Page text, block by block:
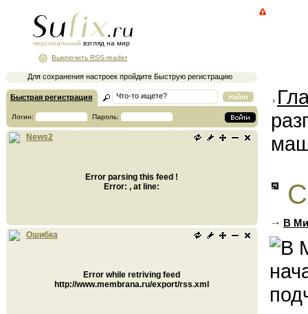
персональный взгляд на мир
Для сохранения настроек пройдите Быструю регистрацию
Выключить RSS-reader
Быстрая регистрация
Логин: Пароль:
News2
Error parsing this feed !
Error: , at line:
Ошибка
Error while retriving feed
http://www.membrana.ru/export/rss.xml
В